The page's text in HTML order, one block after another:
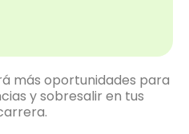
más oportunidades para
y sobresalir en tus